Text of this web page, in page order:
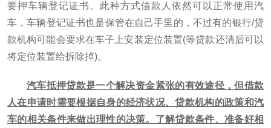
要押车辆登记证书。此种方式借款人依然可以正常使用汽
车，车辆登记证书也是保管在自己手里的，不过有的银行/贷
款机构可能会要求在车子上安装定位装置(等贷款还清后可以
将定位装置给拆除掉)。
汽车抵押贷款是一个解决资金紧张的有效途径，但借款
人在申请时需要根据自身的经济状况、贷款机构的政策和汽
车的相关条件来做出理性的决策。了解贷款条件、准备好相